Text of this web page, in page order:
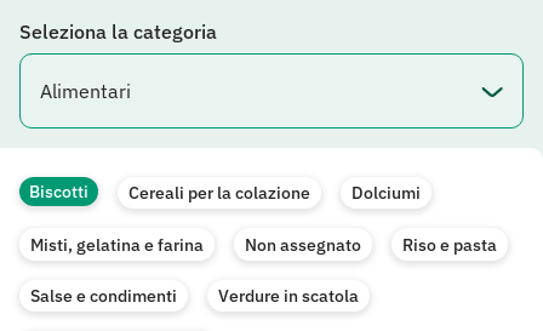
Seleziona la categoria
Biscotti Cereali per la colazione Dolciumi
Misti, gelatina e farina Non assegnato Riso e pasta
Salse e condimenti Verdure in scatola